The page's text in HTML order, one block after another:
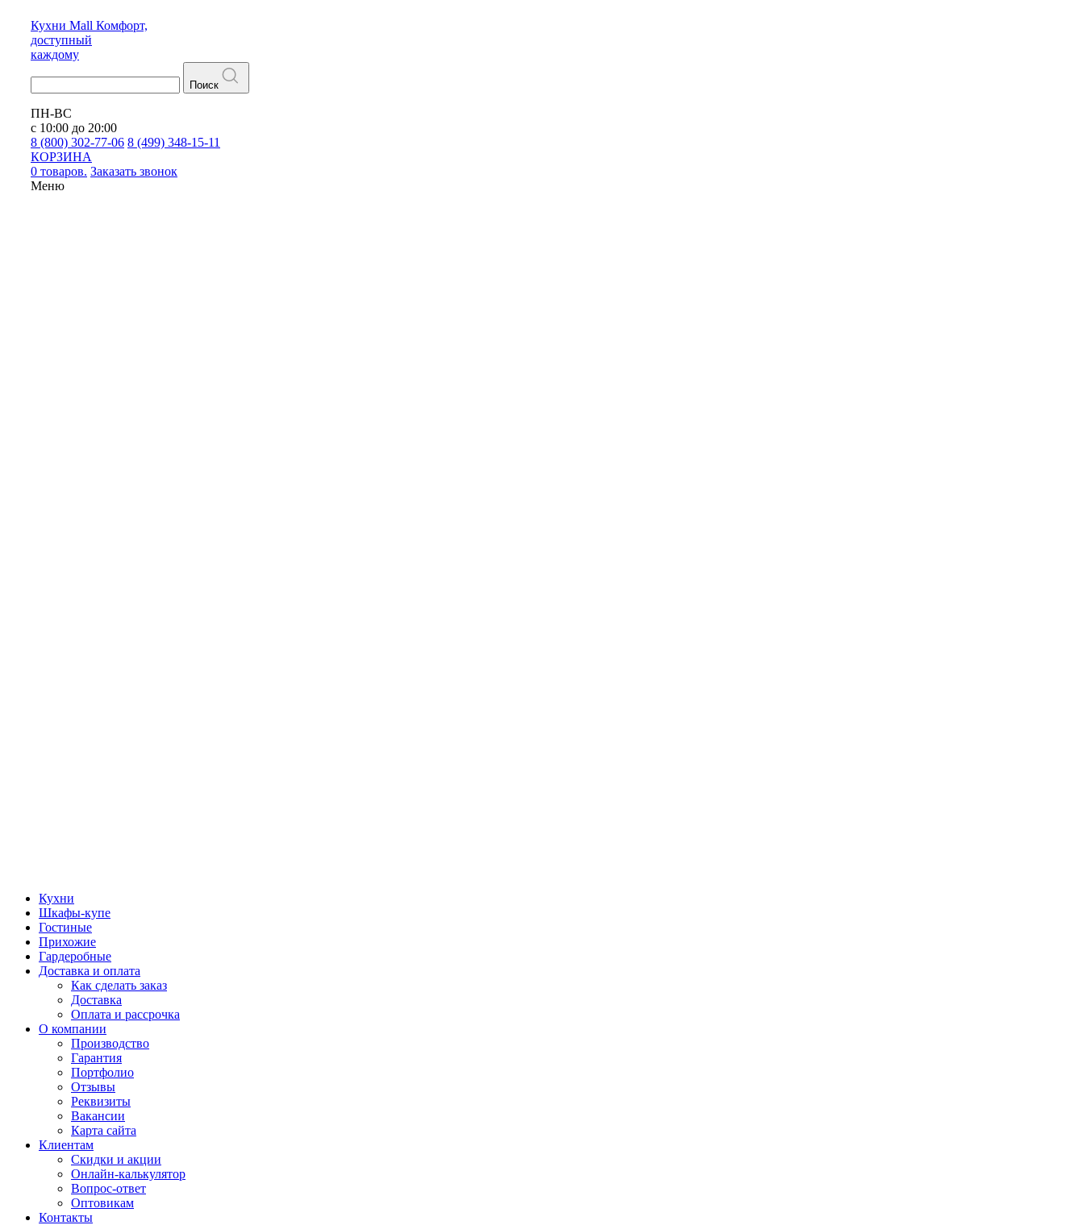
Кухни Mall Комфорт,
доступный
каждому
Поиск
ПН-ВС
с 10:00 до 20:00
8 (800) 302-77-06 8 (499) 348-15-11
КОРЗИНА
0 товаров. Заказать звонок
Меню
Кухни
Шкафы-купе
Гостиные
Прихожие
Гардеробные
Доставка и оплата
Как сделать заказ
Доставка
Оплата и рассрочка
О компании
Производство
Гарантия
Портфолио
Отзывы
Реквизиты
Вакансии
Карта сайта
Клиентам
Скидки и акции
Онлайн-калькулятор
Вопрос-ответ
Оптовикам
Контакты